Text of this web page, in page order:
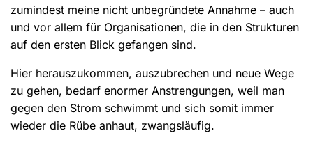
zumindest meine nicht unbegründete Annahme – auch
und vor allem für Organisationen, die in den Strukturen
auf den ersten Blick gefangen sind.
Hier herauszukommen, auszubrechen und neue Wege
zu gehen, bedarf enormer Anstrengungen, weil man
gegen den Strom schwimmt und sich somit immer
wieder die Rübe anhaut, zwangsläufig.